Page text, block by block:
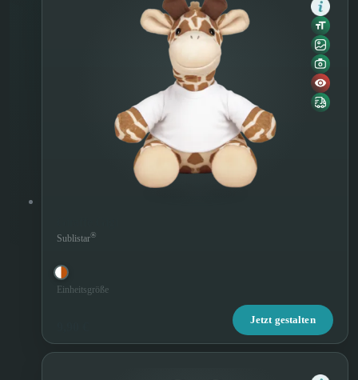
Sublistar®
Einheitsgröße
Jetzt gestalten